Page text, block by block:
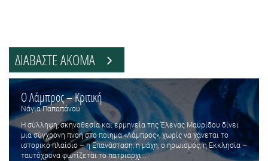
ΔΙΑΒΑΣΤΕ ΑΚΟΜΑ
Ο Λάμπρος – Κριτική
Νάγια Παπαπάνου
Η σύλληψη, σκηνοθεσία και ερμηνεία της Έλενας Μαυρίδου δίνει
μια σύγχρονη πνοή στο ποίημα «Λάμπρος», χωρίς να χάνεται το
ιστορικό πλαίσιο – η Επανάσταση, η μάχη, ο ηρωισμός, η Εκκλησία –
ταυτόχρονα φωτίζεται το πατριαρχι...